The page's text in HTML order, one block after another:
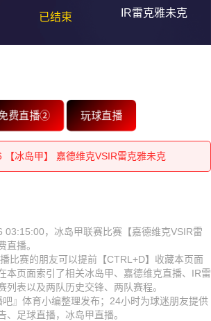
已结束 IR雷克雅未克
费直播② 玩球直播
【冰岛甲】 嘉德维克VSIR雷克雅未克
【冰岛甲】 嘉德维克VSIR雷克雅未克
冰岛甲】 嘉德维克VSIR雷克雅未克
【冰岛甲】 嘉德维克VSIR雷克雅未克
【冰岛甲】 嘉德维克VSIR雷克雅未克
冰岛甲】 嘉德维克VSIR雷克雅未克
【冰岛甲】 嘉德维克VSIR雷克雅未克
【冰岛甲】 嘉德维克VSIR雷克雅未克
，冰岛甲联赛比赛【嘉德维克VSIR雷
直播。
比赛的朋友可以提前【CTRL+D】收藏本页面
本页面索引了相关冰岛甲、嘉德维克直播、IR雷
列表以及两队历史交锋、两队赛程。
』体育小编整理发布；24小时为球迷朋友提供
、足球直播，冰岛甲直播。